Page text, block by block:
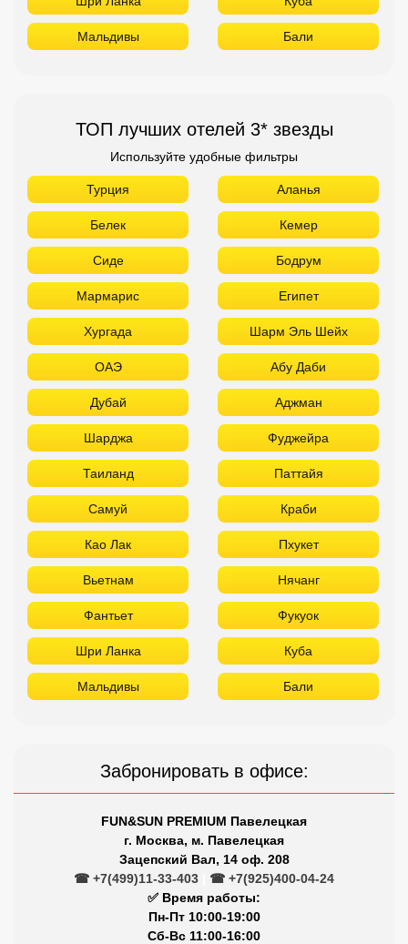
Мальдивы Бали
ТОП лучших отелей 3* звезды
Используйте удобные фильтры
Турция Аланья
Белек Кемер
Сиде Бодрум
Мармарис Египет
Хургада Шарм Эль Шейх
ОАЭ Абу Даби
Дубай Аджман
Шарджа Фуджейра
Таиланд Паттайя
Самуй Краби
Као Лак Пхукет
Вьетнам Нячанг
Фантьет Фукуок
Шри Ланка Куба
Мальдивы Бали
Забронировать в офисе:
FUN&SUN PREMIUM Павелецкая
г. Москва, м. Павелецкая
Зацепский Вал, 14 оф. 208
☎ +7(499)11-33-403
☎ +7(925)400-04-24
✅ Время работы:
Пн-Пт 10:00-19:00
Сб-Вс 11:00-16:00